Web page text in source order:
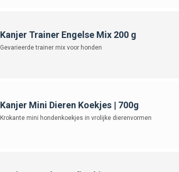
Kanjer Trainer Engelse Mix 200 g
Gevarieerde trainer mix voor honden
Kanjer Mini Dieren Koekjes | 700g
Krokante mini hondenkoekjes in vrolijke dierenvormen